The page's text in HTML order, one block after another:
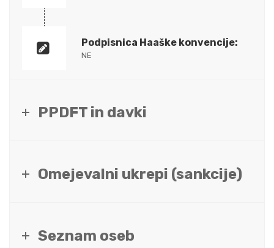
Podpisnica Haaške konvencije:
NE
PPDFT in davki
Omejevalni ukrepi (sankcije)
Seznam oseb